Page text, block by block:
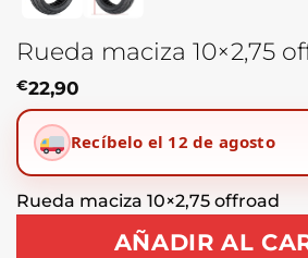
Rueda maciza 10×2,75
€22,90
Recíbelo el 12 de agosto
Rueda maciza 10×2,75 offroad
AÑADIR AL